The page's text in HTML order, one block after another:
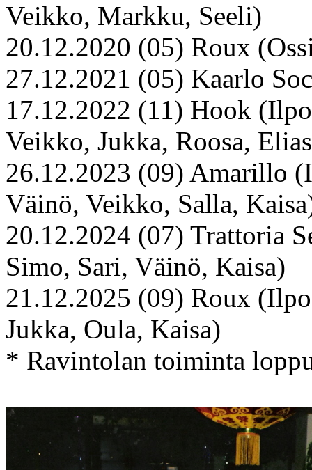
Veikko, Markku, Seeli)
20.12.2020 (05) Roux
27.12.2021 (05) Kaarlo
17.12.2022 (11) Hook
Veikko, Jukka, Roosa,
26.12.2023 (09) Amarillo
Väinö, Veikko, Salla,
20.12.2024 (07) Trattoria
Simo, Sari, Väinö, Kaisa)
21.12.2025 (09) Roux
Jukka, Oula, Kaisa)
* Ravintolan toiminta